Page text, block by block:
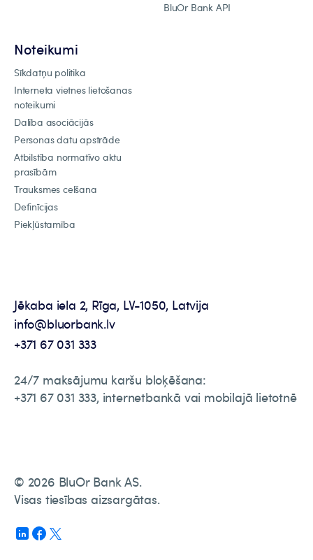
BluOr Bank API
Noteikumi
Sīkdatņu politika
Interneta vietnes lietošanas
noteikumi
Dalība asociācijās
Personas datu apstrāde
Atbilstība normatīvo aktu
prasībām
Trauksmes celšana
Definīcijas
Piekļūstamība
Jēkaba iela 2, Rīga, LV-1050, Latvija
info@bluorbank.lv
+371 67 031 333
24/7 maksājumu karšu bloķēšana:
+371 67 031 333, internetbankā vai mobilajā lietotnē
© 2026 BluOr Bank AS.
Visas tiesības aizsargātas.